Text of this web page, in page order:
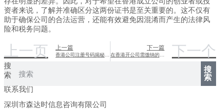
资者来说，了解并准确区分这两份证书是至关重要的。这不仅有
助于确保公司的合法运营，还能有效避免因混淆而产生的法律风
险和税务问题。
上一页 上一篇 下一篇 下一个
搜
索
搜
索
联系我们
深圳市森达时信息咨询有限公司